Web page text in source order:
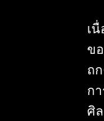
เ
ข
ถ
ก
ศิ